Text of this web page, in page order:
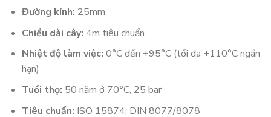
Đường kính: 25mm
Chiều dài cây: 4m tiêu chuẩn
Nhiệt độ làm việc: 0°C đến +95°C (tối đa +110°C ngắn
hạn)
Tuổi thọ: 50 năm ở 70°C, 25 bar
Tiêu chuẩn: ISO 15874, DIN 8077/8078